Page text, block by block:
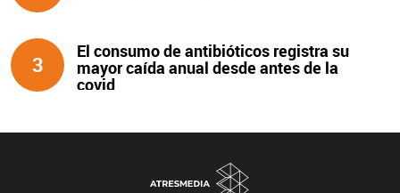
3
El consumo de antibióticos registra su
mayor caída anual desde antes de la
covid